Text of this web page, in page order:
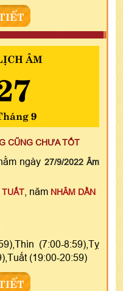
ÂM
9
CŨNG CHƯA TỐT
ngày 27/9/2022 Âm
TUẤT , năm NHÂM DẦN
(7:00-8:59),Tỵ
(19:00-20:59)